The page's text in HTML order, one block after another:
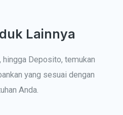
Lainnya
hingga Deposito, temukan
yang sesuai dengan
Anda.